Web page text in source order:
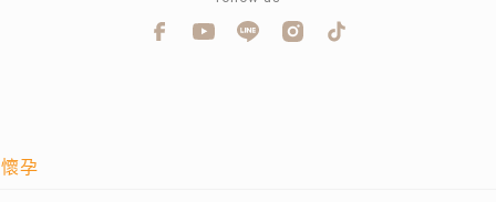
懷孕